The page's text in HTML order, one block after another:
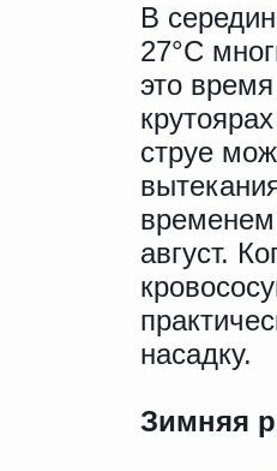
В
27°C
это
струе
август.
насадку.
Зимняя